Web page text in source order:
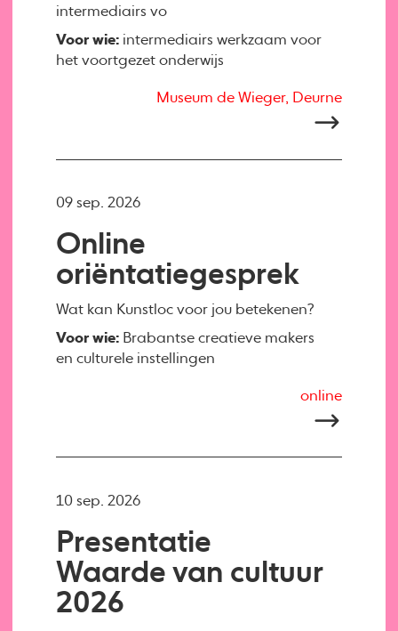
intermediairs vo
Voor wie: intermediairs werkzaam voor
het voortgezet onderwijs
Museum de Wieger, Deurne
Online
oriëntatiegesprek
Wat kan Kunstloc voor jou betekenen?
Voor wie: Brabantse creatieve makers
en culturele instellingen
09 sep. 2026
online
Presentatie
Waarde van cultuur
2026
10 sep. 2026